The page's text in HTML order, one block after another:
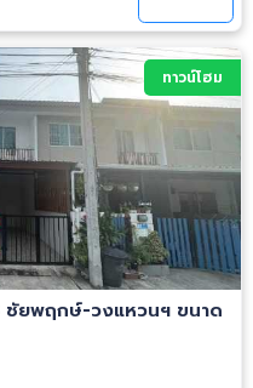
ทาวน์โฮม
ฤกษ์-วงแหวนฯ ขนาด